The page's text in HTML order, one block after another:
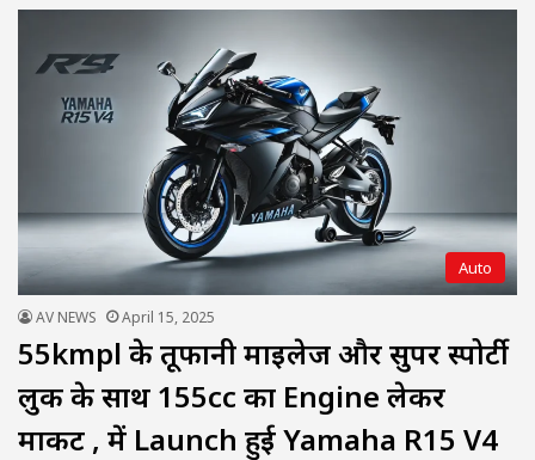
Auto
AV NEWS April 15, 2025
55kmpl के तूफानी माइलेज और सुपर स्पोर्टी
लुक के साथ 155cc का Engine लेकर
मार्केट , में Launch हुई Yamaha R15 V4